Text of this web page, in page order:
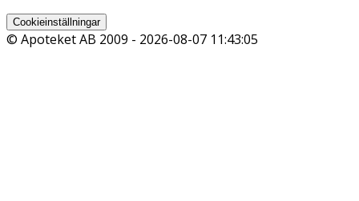
Cookieinställningar
© Apoteket AB 2009 - 2026-08-07 11:43:05